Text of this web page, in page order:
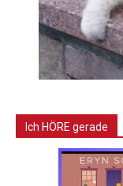
Ich HÖRE gerade